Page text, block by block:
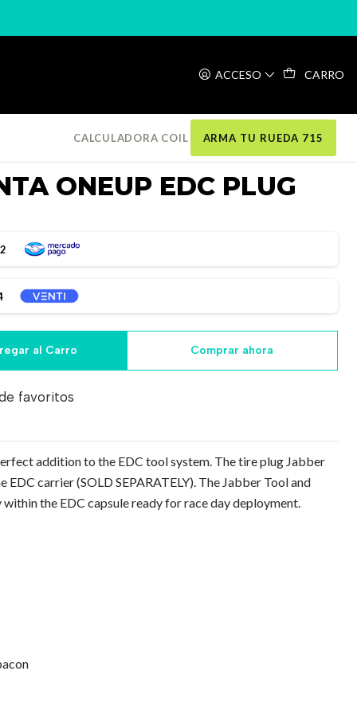
ACCESO CARRO
PLUG KIT
ONEUP EDC PLUG
al Carro Comprar ahora
favoritos
addition to the EDC tool system. The tire plug Jabber
carrier (SOLD SEPARATELY). The Jabber Tool and
the EDC capsule ready for race day deployment.
CALCULADORA COIL ARMA TU RUEDA 715